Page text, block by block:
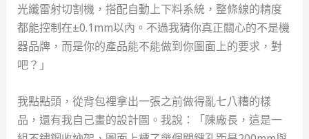
光纖雷射切割機，搭配自動上下料系統，整條線的精度
都能控制在±0.1mm以內。不過我猜你真正關心的不是機
器品牌，而是你的產品能不能做到你圖面上的要求，對
吧？」
我點點頭，從背包裡拿出一張之前做得亂七八糟的樣
品，還有我自己畫的設計圖。我說：「陳廠長，這是一